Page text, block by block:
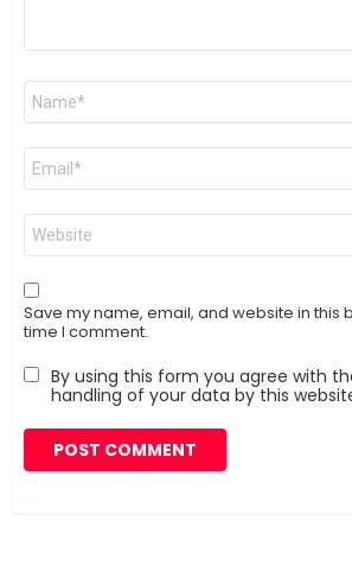
Name
Email
Website
Save my name, email, and website in this
time I comment.
By using this form you agree with
handling of your data by this